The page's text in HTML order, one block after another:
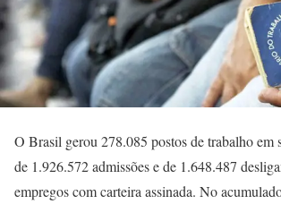
O Brasil gerou 278.085 postos de trabalho em
de 1.926.572 admissões e de 1.648.487
empregos com carteira assinada. No